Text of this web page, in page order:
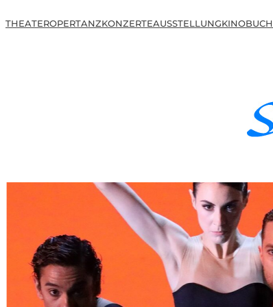
THEATEROPERTANZKONZERTEAUSSTELLUNGKINOBUCH